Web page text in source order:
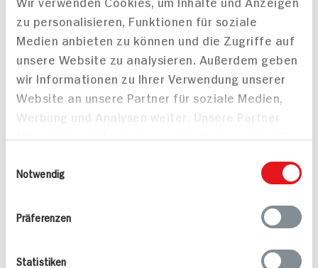
zu personalisieren, Funktionen für soziale
Medien anbieten zu können und die Zugriffe auf
unsere Website zu analysieren. Außerdem geben
wir Informationen zu Ihrer Verwendung unserer
Website an unsere Partner für soziale Medien,
Werbung und Analysen weiter. Unsere Partner
bereitgestellt haben oder die sie im Rahmen
Notwendig
Präferenzen
Statistiken
PREIS
0.69 0.
Mehr anzeigen
Alle Rezepte
Pikante Nackensteaks Mandel-Rotbarsch